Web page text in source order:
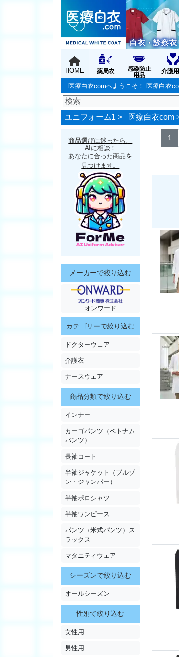
白衣・診察衣
HOME 薬局衣
感染防止
用品
介護
医療白衣comへようこそ！ 医療白衣
ユニフォーム1 > 医療白衣com
商品選びに迷ったら、
AIに相談！
あなたに合った商品を
見つけます。
メーカーで絞り込む
オンワード
カテゴリーで絞り込む
ドクターウェア
介護衣
ナースウェア
商品分類で絞り込む
インナー
カーゴパンツ（ベトナム
パンツ）
長袖コート
半袖ジャケット（ブルゾ
ン・ジャンパー）
半袖ポロシャツ
半袖ワンピース
パンツ（米式パンツ）ス
ラックス
マタニティウェア
シーズンで絞り込む
オールシーズン
性別で絞り込む
女性用
男性用
1